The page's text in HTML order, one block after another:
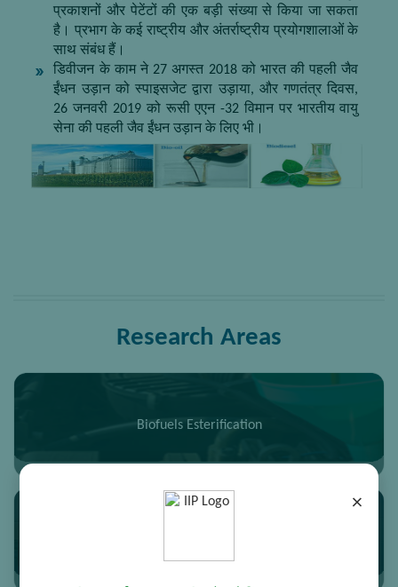
×
प्रकाशनों और पेटेंटों की एक बड़ी संख्या से किया जा सकता
है। प्रभाग के कई राष्ट्रीय और अंतर्राष्ट्रीय प्रयोगशालाओं के
साथ संबंध हैं।
डिवीजन के काम ने 27 अगस्त 2018 को भारत की पहली जैव
ईंधन उड़ान को स्पाइसजेट द्वारा उड़ाया, और गणतंत्र दिवस,
26 जनवरी 2019 को रूसी एएन -32 विमान पर भारतीय वायु
सेना की पहली जैव ईंधन उड़ान के लिए भी।
Research Areas
Biofuels Esterification